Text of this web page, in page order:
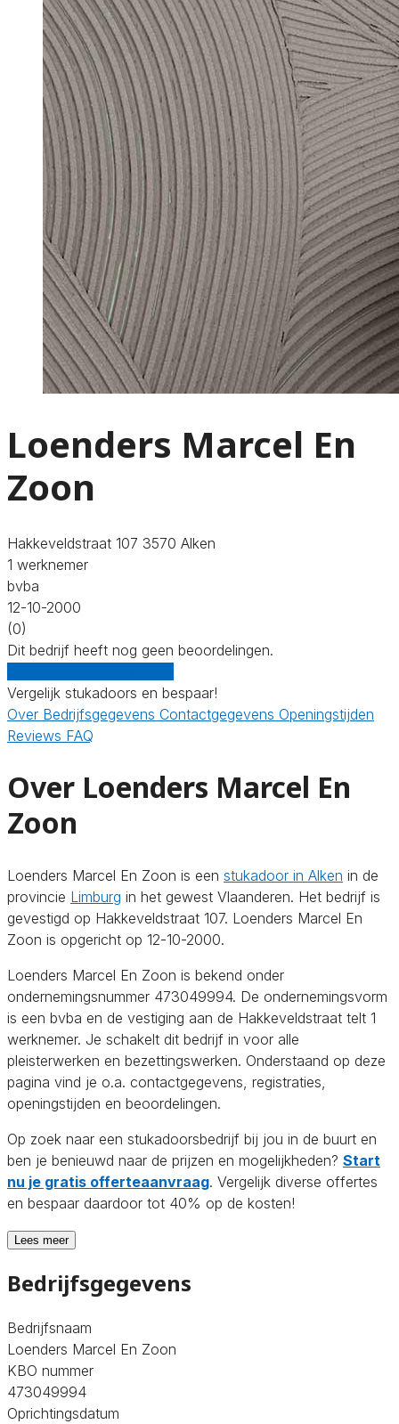
Loenders Marcel En
Zoon
Hakkeveldstraat 107 3570 Alken
1 werknemer
bvba
12-10-2000
(0)
Dit bedrijf heeft nog geen beoordelingen.
Vergelijk stukadoors en bespaar!
Over Bedrijfsgegevens Contactgegevens Openingstijden
Reviews FAQ
Over Loenders Marcel En
Zoon
Loenders Marcel En Zoon is een stukadoor in Alken in de
provincie Limburg in het gewest Vlaanderen. Het bedrijf is
gevestigd op Hakkeveldstraat 107. Loenders Marcel En
Zoon is opgericht op 12-10-2000.
Loenders Marcel En Zoon is bekend onder
ondernemingsnummer 473049994. De ondernemingsvorm
is een bvba en de vestiging aan de Hakkeveldstraat telt 1
werknemer. Je schakelt dit bedrijf in voor alle
pleisterwerken en bezettingswerken. Onderstaand op deze
pagina vind je o.a. contactgegevens, registraties,
openingstijden en beoordelingen.
Op zoek naar een stukadoorsbedrijf bij jou in de buurt en
ben je benieuwd naar de prijzen en mogelijkheden? Start
nu je gratis offerteaanvraag. Vergelijk diverse offertes
en bespaar daardoor tot 40% op de kosten!
Lees meer
Bedrijfsgegevens
Bedrijfsnaam
Loenders Marcel En Zoon
KBO nummer
473049994
Oprichtingsdatum